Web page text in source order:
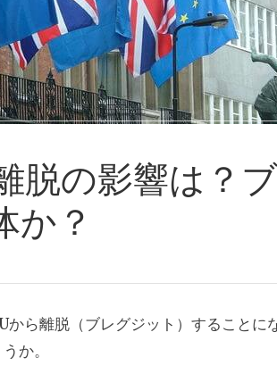
脱の影響は？
か？
ら離脱（ブレグジット）することに
か。